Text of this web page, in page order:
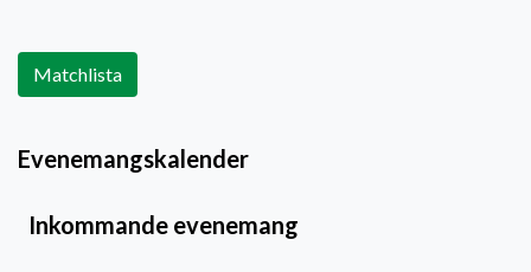
Matchlista
Evenemangskalender
Inkommande evenemang